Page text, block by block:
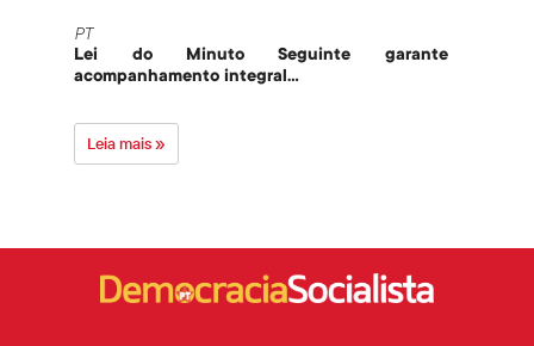
PT
Lei do Minuto Seguinte garante
acompanhamento integral...
Leia mais »